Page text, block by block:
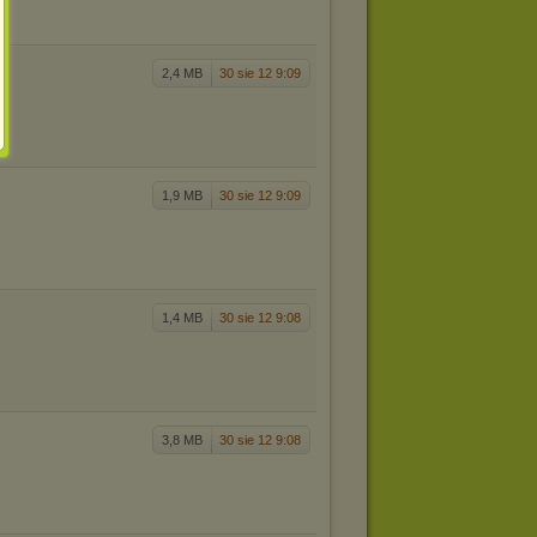
2,4 MB 30 sie 12 9:09
1,9 MB 30 sie 12 9:09
1,4 MB 30 sie 12 9:08
3,8 MB 30 sie 12 9:08